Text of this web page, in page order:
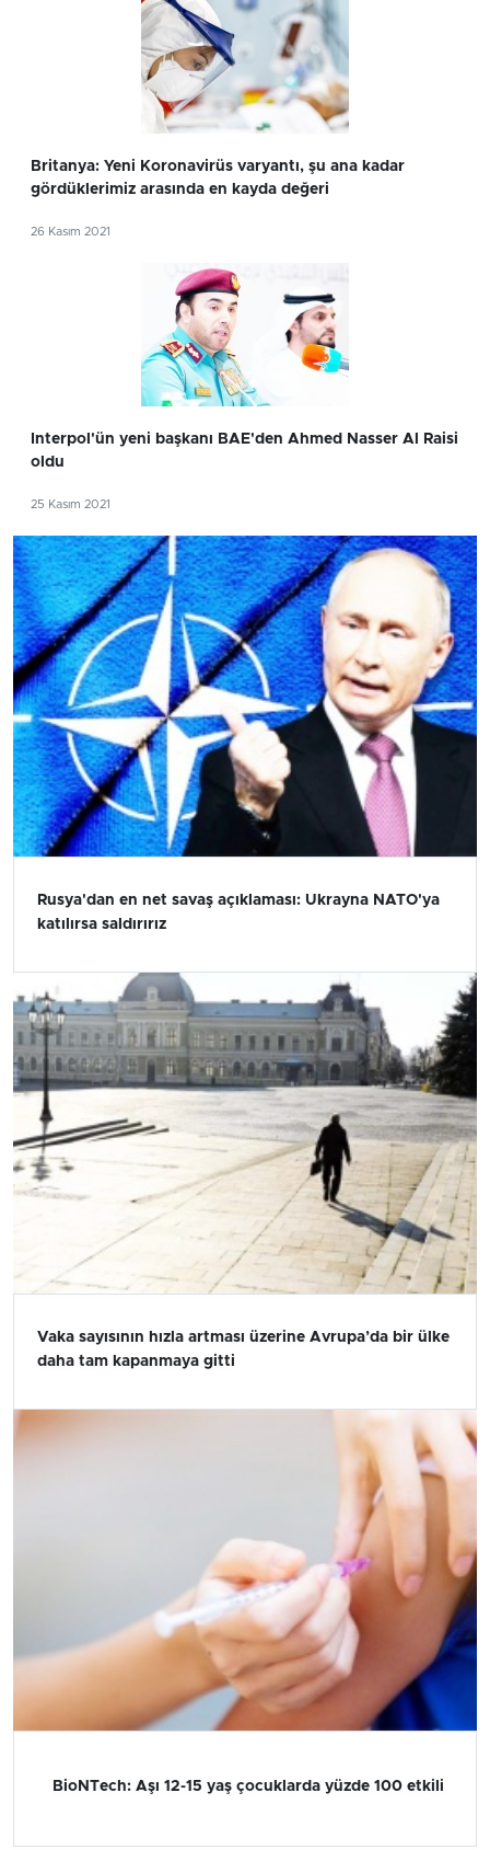
Britanya: Yeni Koronavirüs varyantı, şu ana kadar
gördüklerimiz arasında en kayda değeri
26 Kasım 2021
Interpol'ün yeni başkanı BAE'den Ahmed Nasser Al Raisi
oldu
25 Kasım 2021
Rusya'dan en net savaş açıklaması: Ukrayna NATO'ya
katılırsa saldırırız
Vaka sayısının hızla artması üzerine Avrupa’da bir ülke
daha tam kapanmaya gitti
BioNTech: Aşı 12-15 yaş çocuklarda yüzde 100 etkili